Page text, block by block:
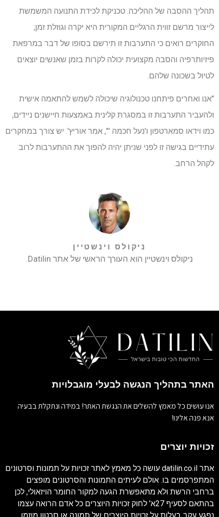
תהליך ההסבה של ההליכה. טכניקת לכידת התנועה המשמשת
לייצור מרשם זווית הרגליים המקורית היא יקרה וגוזלת זמן;
החוקרים רואים כי התערבות זו תירשם בסופו של דבר במרפאת
פיזיותרפיה והסבה מקצועית יכולה לקרות בזמן שאנשים יוצאים
לטיול בשכונה שלהם.
"אנו ואחרים פיתחנו טכנולוגיה שיכולה לשמש להתאמה אישית
ולהעביר התערבות זו במסגרת קלינית באמצעות חיישנים ניידים,
כמו וידאו סמארטפון ו'נעל חכמה '", אמר אוריץ'. יש צורך במחקרים
עתידיים בגישה זו לפני שניתן יהיה להפוך את ההתערבות לרוב
לקהל הרחב.
ניקולס וינשטיין
ניקולס וינשטיין הוא העורך הראשי של אתר Datilin.
האתר בתהליך הנגשה לבעלי מוגבלויות
אנו עושים כל מאמץ להשלים את הנגשת האתר! במידה ונתקלת בבעיה
אנא פנה אלינו!
זכויות יוצרים
אתר datilin.co.il עושה כל מאמץ לאתר זכויות על תמונות וסרטונים
המתפרסמים בו. אולם לעיתים התמונות והסרטונים מופצים
ברחבי הרשת ולא מתאפשרת הגעה למקור החומר הויזאולי, לכן
בהתאם לסעיף 27א' לחוק זכויות היוצרים כל אדם הרואה עצמו